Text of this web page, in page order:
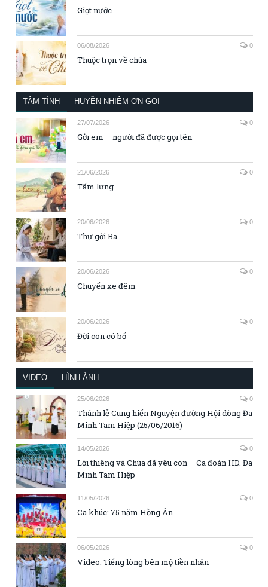
Giọt nước
06/08/2026 0
Thuộc trọn về chúa
TÂM TÌNH HUYỀN NHIỆM ƠN GỌI
27/07/2026 0
Gởi em – người đã được gọi tên
21/06/2026 0
Tấm lưng
20/06/2026 0
Thư gởi Ba
20/06/2026 0
Chuyến xe đêm
20/06/2026 0
Đời con có bố
VIDEO HÌNH ẢNH
25/06/2026 0
Thánh lễ Cung hiến Nguyện đường Hội dòng Đa
Minh Tam Hiệp (25/06/2016)
14/05/2026 0
Lời thiêng và Chúa đã yêu con – Ca đoàn HD. Đa
Minh Tam Hiệp
11/05/2026 0
Ca khúc: 75 năm Hồng Ân
06/05/2026 0
Video: Tiếng lòng bên mộ tiền nhân